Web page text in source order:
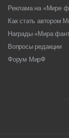
Реклама на «Мире
Как стать автором
Награды «Мира
Вопросы редакции
Форум МирФ